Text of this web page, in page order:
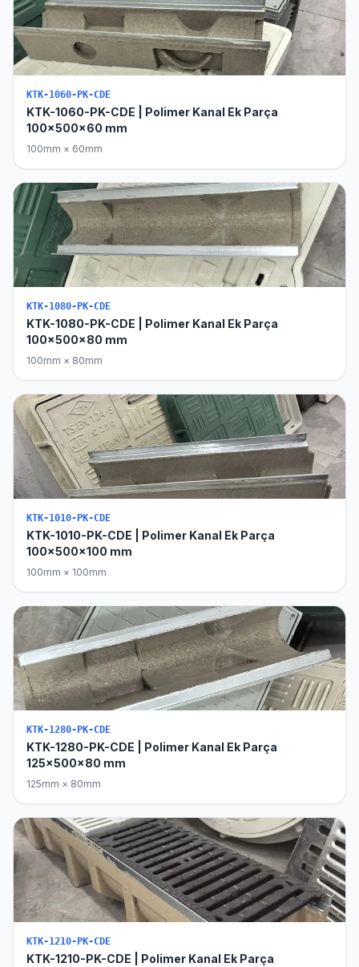
KTK-1060-PK-CDE
KTK-1060-PK-CDE | Polimer Kanal Ek Parça
100x500x60 mm
100mm × 60mm
KTK-1080-PK-CDE
KTK-1080-PK-CDE | Polimer Kanal Ek Parça
100x500x80 mm
100mm × 80mm
KTK-1010-PK-CDE
KTK-1010-PK-CDE | Polimer Kanal Ek Parça
100x500x100 mm
100mm × 100mm
KTK-1280-PK-CDE
KTK-1280-PK-CDE | Polimer Kanal Ek Parça
125x500x80 mm
125mm × 80mm
KTK-1210-PK-CDE
KTK-1210-PK-CDE | Polimer Kanal Ek Parça